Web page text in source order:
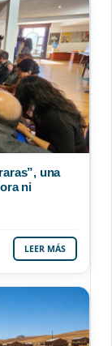
una
ni
LEER MÁS